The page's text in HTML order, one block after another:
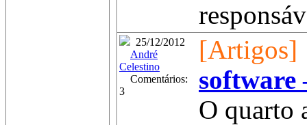
25/12/2012
André
Celestino
Comentários:
3
[Artigos]
software
O quarto